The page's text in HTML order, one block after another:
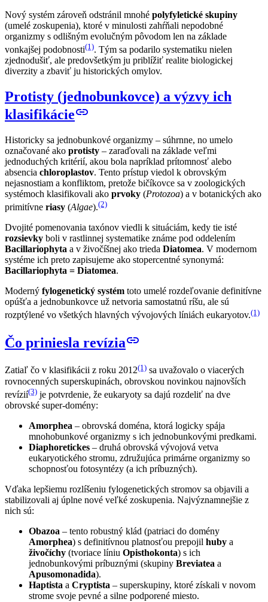
Nový systém zároveň odstránil mnohé polyfyletické skupiny
(umelé zoskupenia), ktoré v minulosti zahŕňali nepodobné
organizmy s odlišným evolučným pôvodom len na základe
vonkajšej podobnosti(1). Tým sa podarilo systematiku nielen
zjednodušiť, ale predovšetkým ju priblížiť realite biologickej
diverzity a zbaviť ju historických omylov.
Protisty (jednobunkovce) a výzvy ich
klasifikácielink
Historicky sa jednobunkové organizmy – súhrnne, no umelo
označované ako protisty – zaraďovali na základe veľmi
jednoduchých kritérií, akou bola napríklad prítomnosť alebo
absencia chloroplastov. Tento prístup viedol k obrovským
nejasnostiam a konfliktom, pretože bičíkovce sa v zoologických
systémoch klasifikovali ako prvoky (Protozoa) a v botanických ako
primitívne riasy (Algae).(2)
Dvojité pomenovania taxónov viedli k situáciám, kedy tie isté
rozsievky boli v rastlinnej systematike známe pod oddelením
Bacillariophyta a v živočíšnej ako trieda Diatomea. V modernom
systéme ich preto zapisujeme ako stopercentné synonymá:
Bacillariophyta = Diatomea.
Moderný fylogenetický systém toto umelé rozdeľovanie definitívne
opúšťa a jednobunkovce už netvoria samostatnú ríšu, ale sú
rozptýlené vo všetkých hlavných vývojových líniách eukaryotov.(1)
Čo priniesla revízialink
Zatiaľ čo v klasifikácii z roku 2012(1) sa uvažovalo o viacerých
rovnocenných superskupinách, obrovskou novinkou najnovších
revízií(3) je potvrdenie, že eukaryoty sa dajú rozdeliť na dve
obrovské super-domény:
Amorphea – obrovská doména, ktorá logicky spája
mnohobunkové organizmy s ich jednobunkovými predkami.
Diaphoretickes – druhá obrovská vývojová vetva
eukaryotického stromu, združujúca primárne organizmy so
schopnosťou fotosyntézy (a ich príbuzných).
Vďaka lepšiemu rozlíšeniu fylogenetických stromov sa objavili a
stabilizovali aj úplne nové veľké zoskupenia. Najvýznamnejšie z
nich sú:
Obazoa – tento robustný klád (patriaci do domény
Amorphea) s definitívnou platnosťou prepojil huby a
živočíchy (tvoriace líniu Opisthokonta) s ich
jednobunkovými príbuznými (skupiny Breviatea a
Apusomonadida).
Haptista a Cryptista – superskupiny, ktoré získali v novom
strome svoje pevné a silne podporené miesto.